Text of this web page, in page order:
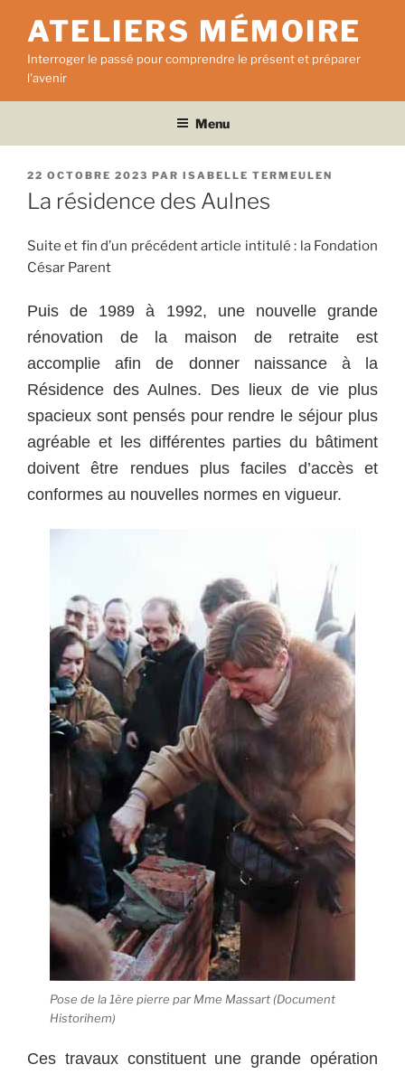
contenu
principal
ATELIERS MÉMOIRE
Interroger le passé pour comprendre le présent et préparer
l'avenir
Menu
PUBLIÉ
LE
22 OCTOBRE 2023 PAR ISABELLE TERMEULEN
La résidence des Aulnes
Suite et fin d’un précédent article intitulé : la Fondation
César Parent
Puis de 1989 à 1992, une nouvelle grande
rénovation de la maison de retraite est
accomplie afin de donner naissance à la
Résidence des Aulnes. Des lieux de vie plus
spacieux sont pensés pour rendre le séjour plus
agréable et les différentes parties du bâtiment
doivent être rendues plus faciles d’accès et
conformes au nouvelles normes en vigueur.
Pose de la 1ère pierre par Mme Massart (Document
Historihem)
Ces travaux constituent une grande opération